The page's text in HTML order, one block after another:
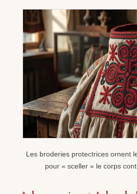
Les broderies protectrices ornent
pour « sceller » le corps